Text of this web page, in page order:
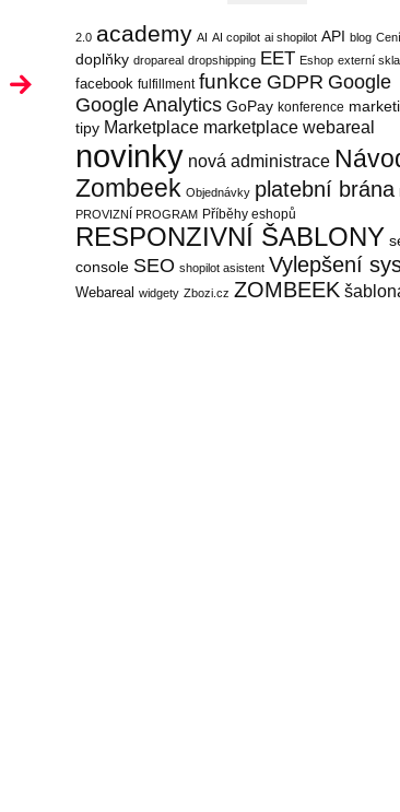
2.0 academy AI AI copilot ai shopilot API blog
doplňky dropareal dropshipping EET Eshop externí
facebook fulfillment funkce GDPR Google
Google Analytics GoPay konference
tipy Marketplace marketplace webareal
novinky nová administrace
Zombeek Objednávky platební brána
PROVIZNÍ PROGRAM Příběhy eshopů
RESPONZIVNÍ ŠABLONY
console SEO shopilot asistent Vylepšení
Webareal widgety Zbozi.cz ZOMBEEK